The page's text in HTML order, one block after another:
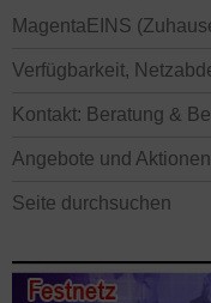
MagentaEINS
Verfügbarkeit,
Kontakt: Beratung &
Angebote und Aktionen
Seite durchsuchen